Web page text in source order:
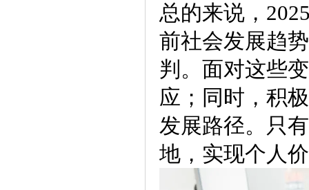
总的来说，
前社会发展趋
判。面对这些
应；同时，积
发展路径。只
地，实现个人